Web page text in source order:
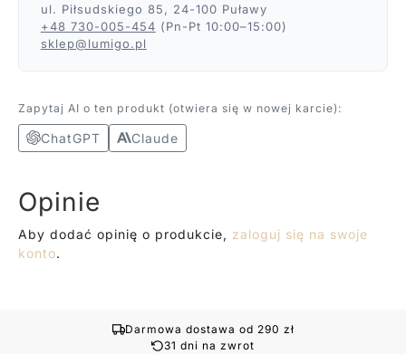
ul. Piłsudskiego 85, 24-100 Puławy
+48 730-005-454 (Pn-Pt 10:00–15:00)
sklep@lumigo.pl
Zapytaj AI o ten produkt (otwiera się w nowej karcie):
ChatGPT Claude
Opinie
Aby dodać opinię o produkcie, zaloguj się na swoje
konto.
Darmowa dostawa od 290 zł
31 dni na zwrot